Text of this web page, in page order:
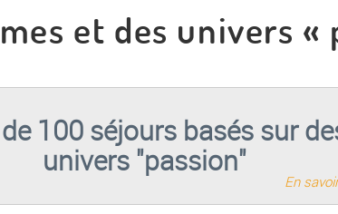
et des univers «
100 séjours basés sur
univers "passion"
En